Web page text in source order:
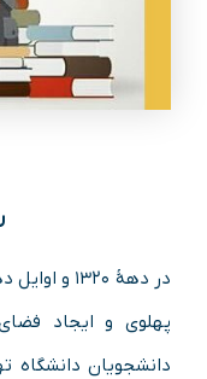
پهلوی و ایجاد
دانشجویان دانشگاه